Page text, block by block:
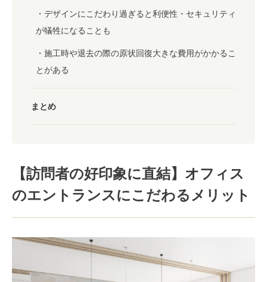
デザインにこだわり過ぎると利便性・セキュリティ
が犠牲になることも
施工時や退去の際の原状回復大きな費用がかかるこ
とがある
まとめ
【訪問者の好印象に直結】オフィス
のエントランスにこだわるメリット